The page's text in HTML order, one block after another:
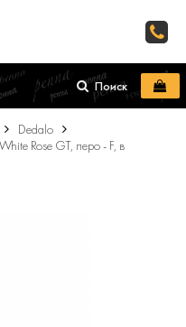
Поиск
Dedalo
Rose GT, перо - F, в